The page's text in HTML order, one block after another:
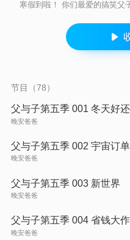
寒假到啦！ 你们最爱的搞笑父
么奇思妙想？老爸又该如何接
子第五季——寒假大作战，温
节目（78）
父与子第五季 001 冬天好
晚安爸爸
父与子第五季 002 宇宙订单
晚安爸爸
父与子第五季 003 新世界
晚安爸爸
父与子第五季 004 省钱大
晚安爸爸